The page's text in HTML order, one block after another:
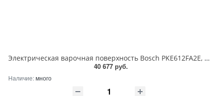
Электрическая варочная поверхность Bosch PKE612FA2E, 4 конфорки, стеклокерамика, 6600 Вт
40 677 руб.
Наличие:много